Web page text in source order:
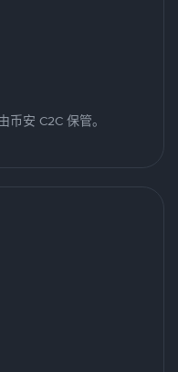
安 C2C 保管。